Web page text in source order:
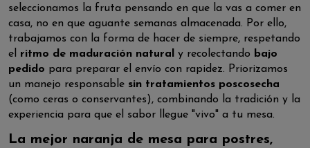
seleccionamos la fruta pensando en que la vas a comer en
casa, no en que aguante semanas almacenada. Por ello,
trabajamos con la forma de hacer de siempre, respetando
el ritmo de maduración natural y recolectando bajo
pedido para preparar el envío con rapidez. Priorizamos
un manejo responsable sin tratamientos poscosecha
(como ceras o conservantes), combinando la tradición y la
experiencia para que el sabor llegue "vivo" a tu mesa.
La mejor naranja de mesa para postres,